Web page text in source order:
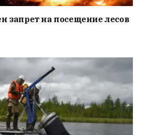
запрет на посещение лесов